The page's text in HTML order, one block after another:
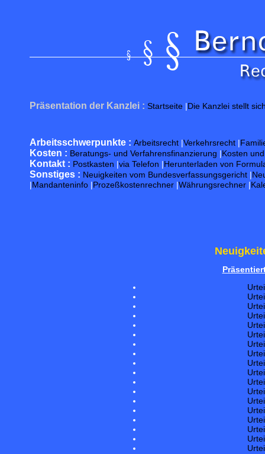
Präsentation der Kanzlei : Startseite |Die Kanzlei stellt
Arbeitsschwerpunkte : Arbeitsrecht |Verkehrsrecht |
Kosten : Beratungs- und Verfahrensfinanzierung |Kosten
Kontakt : Postkasten |via Telefon |Herunterladen von
Sonstiges : Neuigkeiten vom Bundesverfassungsgericht |
|Mandanteninfo |Prozeßkostenrechner |Währungsrechner |